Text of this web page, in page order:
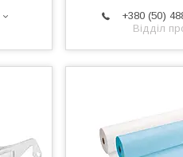
+380 (50)
Відділ